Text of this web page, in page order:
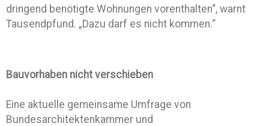
dringend benötigte Wohnungen vorenthalten“, warnt
Tausendpfund. „Dazu darf es nicht kommen.“
Bauvorhaben nicht verschieben
Eine aktuelle gemeinsame Umfrage von
Bundesarchitektenkammer und